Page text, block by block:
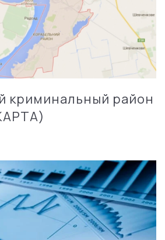
криминальный район